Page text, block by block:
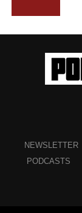
NEWSLETTER
PODCASTS